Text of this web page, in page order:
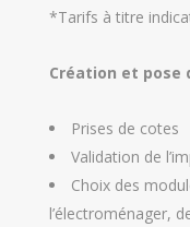
*Tarifs à titre
Création et pose
Prises de cotes
Validation de
Choix des
l’électroménager,